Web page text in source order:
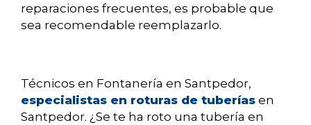
reparaciones frecuentes, es probable que
sea recomendable reemplazarlo.
Técnicos en Fontanería en Santpedor,
especialistas en roturas de tuberías en
Santpedor. ¿Se te ha roto una tubería en